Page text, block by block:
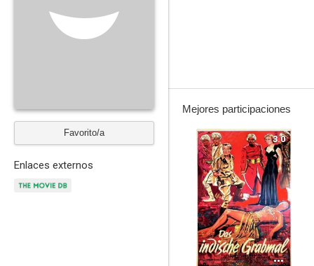
Favorito/a
Enlaces externos
Mejores participaciones
3.0